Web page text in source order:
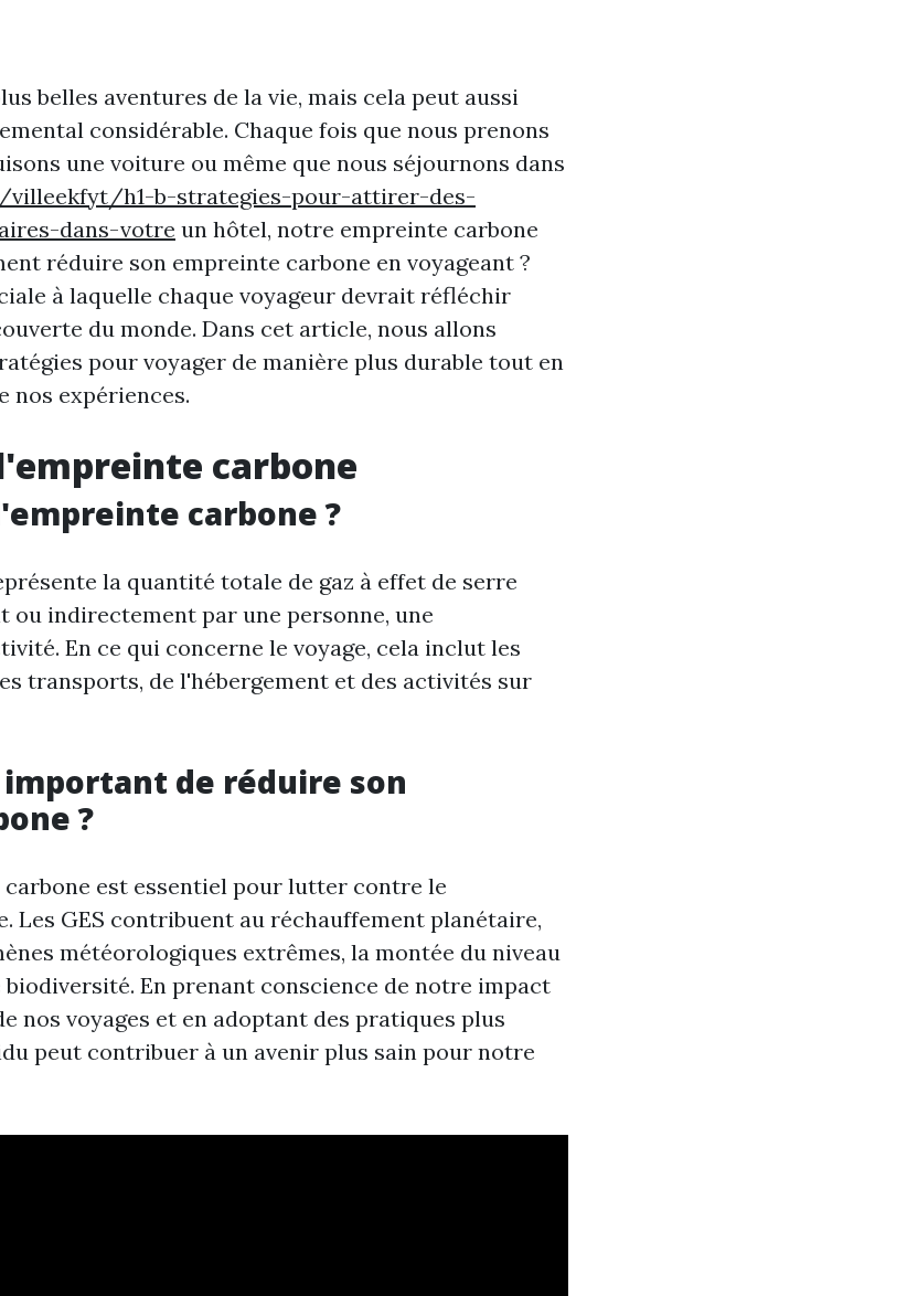
belles aventures de la vie, mais cela peut aussi
considérable. Chaque fois que nous prenons
une voiture ou même que nous séjournons dans
h1-b-strategies-pour-attirer-des-
dans-votre un hôtel, notre empreinte carbone
réduire son empreinte carbone en voyageant ?
à laquelle chaque voyageur devrait réfléchir
du monde. Dans cet article, nous allons
pour voyager de manière plus durable tout en
nos expériences.
carbone
carbone ?
la quantité totale de gaz à effet de serre
ou indirectement par une personne, une
En ce qui concerne le voyage, cela inclut les
transports, de l'hébergement et des activités sur
de réduire son
?
est essentiel pour lutter contre le
Les GES contribuent au réchauffement planétaire,
météorologiques extrêmes, la montée du niveau
biodiversité. En prenant conscience de notre impact
nos voyages et en adoptant des pratiques plus
peut contribuer à un avenir plus sain pour notre